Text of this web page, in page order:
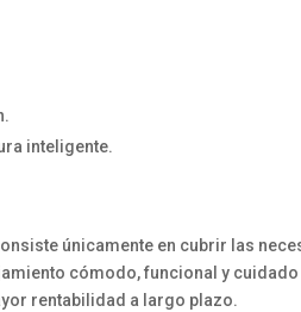
inteligente.
únicamente en cubrir las
cómodo, funcional y
rentabilidad a largo plazo.